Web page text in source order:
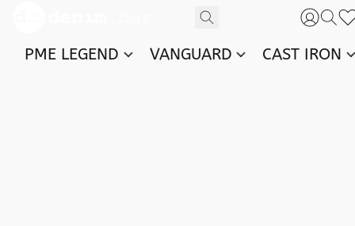
PME LEGEND VANGUARD CAST IRON